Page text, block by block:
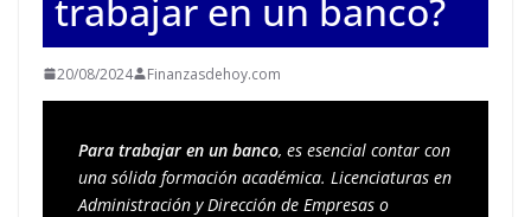
trabajar en un banco?
20/08/2024 Finanzasdehoy.com
Para trabajar en un banco, es esencial contar con
una sólida formación académica. Licenciaturas en
Administración y Dirección de Empresas o